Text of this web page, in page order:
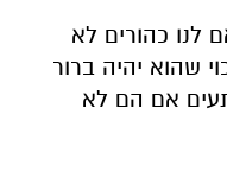
כהורים לא
שהוא יהיה ברור
אם הם לא